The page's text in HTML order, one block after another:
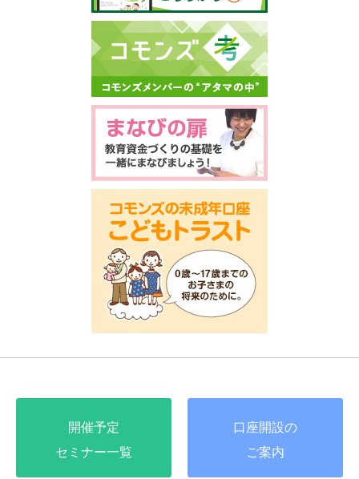
開催予定
セミナー一覧
口座開設の
ご案内